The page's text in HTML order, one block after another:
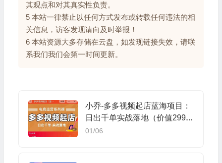
其观点和对其真实性负责。
5 本站一律禁止以任何方式发布或转载任何违法的相
关信息，访客发现请向及时举报！
6 本站资源大多存储在云盘，如发现链接失效，请联
系我们我们会第一时间更新。
小乔-多多视频起店蓝海项目：
日出千单实战落地（价值299
元）
01/06